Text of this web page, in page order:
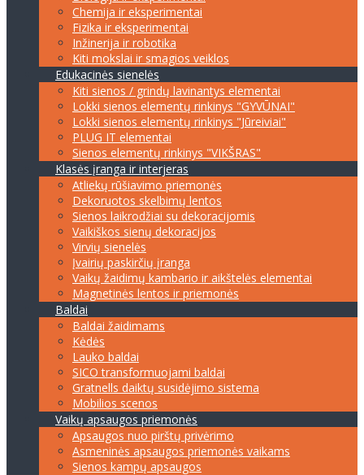
Chemija ir eksperimentai
Fizika ir eksperimentai
Inžinerija ir robotika
Kiti mokslai ir smagios veiklos
Edukacinės sienelės
Kiti sienos / grindų lavinantys elementai
Lokki sienos elementų rinkinys "GYVŪNAI"
Lokki sienos elementų rinkinys "Jūreiviai"
PLUG IT elementai
Sienos elementų rinkinys "VIKŠRAS"
Klasės įranga ir interjeras
Atliekų rūšiavimo priemonės
Dekoruotos skelbimų lentos
Sienos laikrodžiai su dekoracijomis
Vaikiškos sienų dekoracijos
Virvių sienelės
Įvairių paskirčių įranga
Vaikų žaidimų kambario ir aikštelės elementai
Magnetinės lentos ir priemonės
Baldai
Baldai žaidimams
Kėdės
Lauko baldai
SICO transformuojami baldai
Gratnells daiktų susidėjimo sistema
Mobilios scenos
Vaikų apsaugos priemonės
Apsaugos nuo pirštų privėrimo
Asmeninės apsaugos priemonės vaikams
Sienos kampų apsaugos